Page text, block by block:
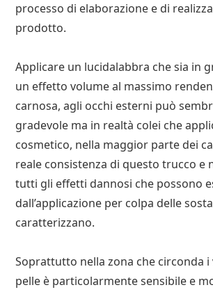
processo di elaborazione e di
prodotto.
Applicare un lucidalabbra che sia in
un effetto volume al massimo
carnosa, agli occhi esterni può
gradevole ma in realtà colei che
cosmetico, nella maggior parte dei
reale consistenza di questo trucco e
tutti gli effetti dannosi che possono
dall’applicazione per colpa delle
caratterizzano.
Soprattutto nella zona che circonda i
pelle è particolarmente sensibile e